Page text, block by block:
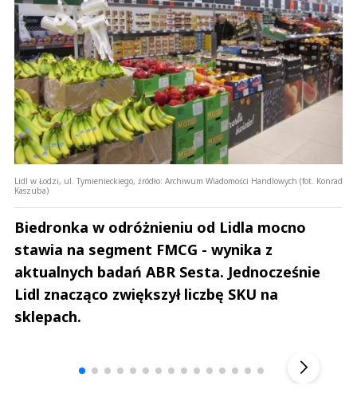
Lidl w Łodzi, ul. Tymienieckiego, źródło: Archiwum Wiadomości Handlowych (fot. Konrad
Kaszuba)
Biedronka w odróżnieniu od Lidla mocno
stawia na segment FMCG - wynika z
aktualnych badań ABR Sesta. Jednocześnie
Lidl znacząco zwiększył liczbę SKU na
sklepach.